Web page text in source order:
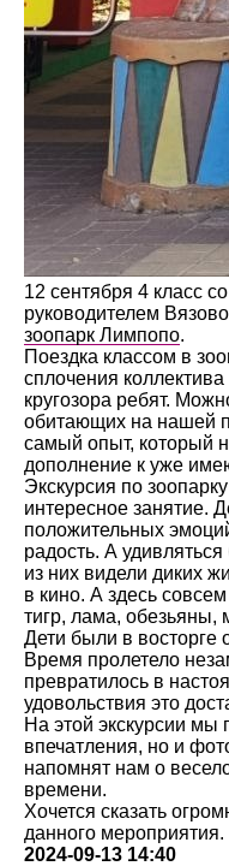
12 сентября 4 класс
руководителем
зоопарк Лимпопо.
Поездка классом в
сплочения
кругозора ребят.
обитающих на нашей
самый опыт, который
дополнение к уже
Экскурсия по
интересное занятие.
положительных
радость. А
из них видели диких
в кино. А здесь
тигр, лама, обезьяны,
Дети были в восторге
Время пролетело
превратилось в
удовольствия это
На этой экскурсии мы
впечатления, но и
напомнят нам о
времени.
Хочется сказать
данного мероприятия.
2024-09-13 14:40